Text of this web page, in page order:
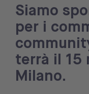
Siamo
per i
terrà il 15
Milano.